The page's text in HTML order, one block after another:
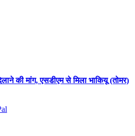
की मांग, एसडीएम से मिला भाकियू (तोमर)